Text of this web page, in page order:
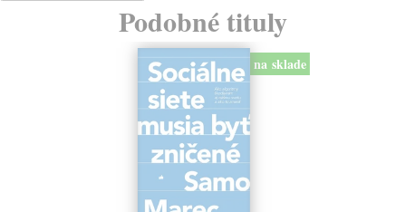
Podobné tituly
na sklade